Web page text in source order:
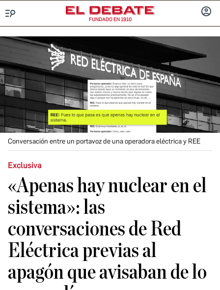
FUNDADO EN 1910
Conversación entre un portavoz de una operadora eléctrica y REE
Exclusiva
«Apenas hay nuclear en el
sistema»: las
conversaciones de Red
Eléctrica previas al
apagón que avisaban de lo